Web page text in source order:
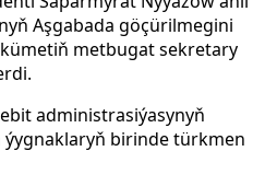
Aşgabada göçürilmegini
metbugat sekretary
administrasiýasynyň
birinde türkmen